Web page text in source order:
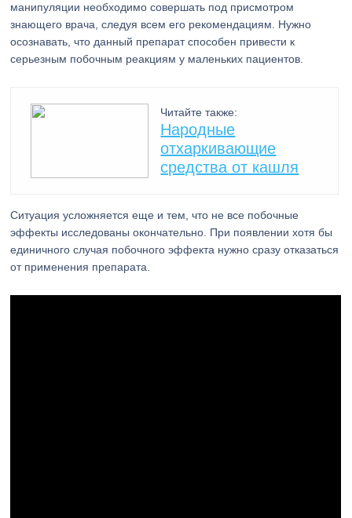
манипуляции необходимо совершать под присмотром
знающего врача, следуя всем его рекомендациям. Нужно
осознавать, что данный препарат способен привести к
серьезным побочным реакциям у маленьких пациентов.
Читайте также:
Народные
отхаркивающие
средства от кашля
Ситуация усложняется еще и тем, что не все побочные
эффекты исследованы окончательно. При появлении хотя бы
единичного случая побочного эффекта нужно сразу отказаться
от применения препарата.